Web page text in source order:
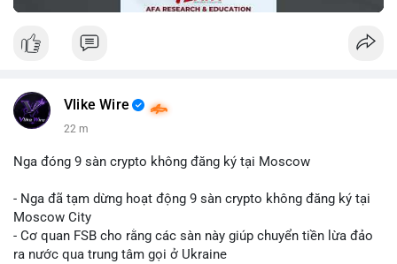
Vlike Wire
22 m
Nga đóng 9 sàn crypto không đăng ký tại Moscow
- Nga đã tạm dừng hoạt động 9 sàn crypto không đăng ký tại
Moscow City
- Cơ quan FSB cho rằng các sàn này giúp chuyển tiền lừa đảo
ra nước qua trung tâm gọi ở Ukraine